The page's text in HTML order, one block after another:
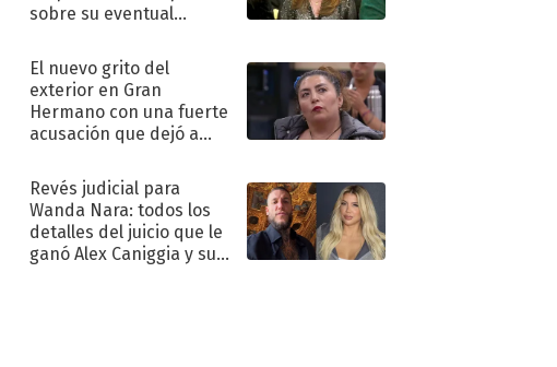
sobre su eventual
El nuevo grito del
exterior en Gran
Hermano con una fuerte
acusación que dejó a
"Traidora"
Revés judicial para
Wanda Nara: todos los
detalles del juicio que le
ganó Alex Caniggia y sus